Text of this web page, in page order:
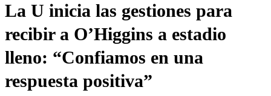
Frecuencias
Agricultura TV
Deportes
Colo Colo
Motor
Entretención
Vida Social
La U inicia las gestiones para
recibir a O’Higgins a estadio
lleno: “Confiamos en una
respuesta positiva”